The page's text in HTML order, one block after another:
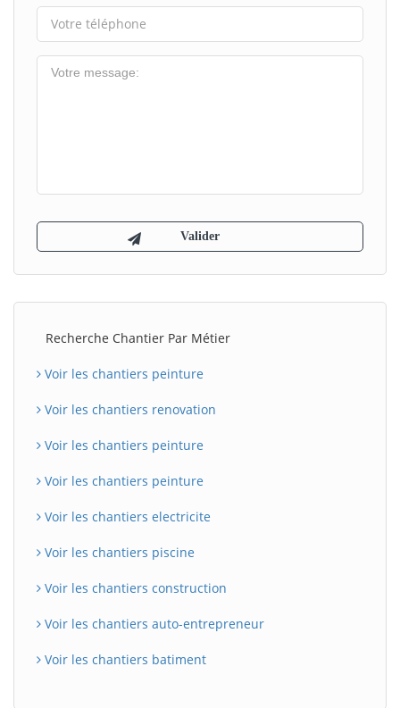
Recherche Chantier Par Métier
Voir les chantiers peinture
Voir les chantiers renovation
Voir les chantiers peinture
Voir les chantiers peinture
Voir les chantiers electricite
Voir les chantiers piscine
Voir les chantiers construction
Voir les chantiers auto-entrepreneur
Voir les chantiers batiment